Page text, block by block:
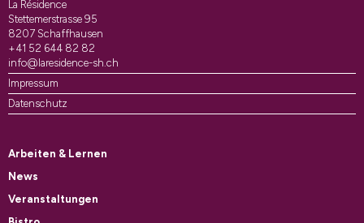
La Résidence
Stettemerstrasse 95
8207 Schaffhausen
+41 52 644 82 82
info@laresidence-sh.ch
Impressum
Datenschutz
Arbeiten & Lernen
News
Veranstaltungen